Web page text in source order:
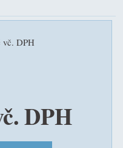
DPH
DPH